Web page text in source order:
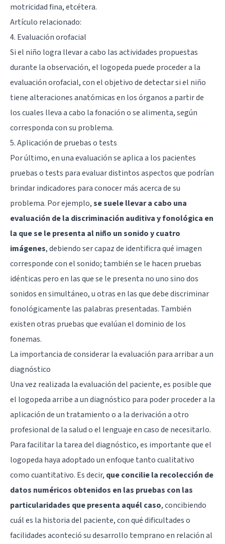
motricidad fina, etcétera.
Artículo relacionado:
4. Evaluación orofacial
Si el niño logra llevar a cabo las actividades propuestas
durante la observación, el logopeda puede proceder a la
evaluación orofacial, con el objetivo de detectar si el niño
tiene alteraciones anatómicas en los órganos a partir de
los cuales lleva a cabo la fonación o se alimenta, según
corresponda con su problema.
5. Aplicación de pruebas o tests
Por último, en una evaluación se aplica a los pacientes
pruebas o tests para evaluar distintos aspectos que podrían
brindar indicadores para conocer más acerca de su
problema. Por ejemplo,se suele llevar a cabo una
evaluación de la discriminación auditiva y fonológica en
la que se le presenta al niño un sonido y cuatro
imágenes, debiendo ser capaz de identificra qué imagen
corresponde con el sonido; también se le hacen pruebas
idénticas pero en las que se le presenta no uno sino dos
sonidos en simultáneo, u otras en las que debe discriminar
fonológicamente las palabras presentadas. También
existen otras pruebas que evalúan el dominio de los
fonemas.
La importancia de considerar la evaluación para arribar a un
diagnóstico
Una vez realizada la evaluación del paciente, es posible que
el logopeda arribe a un diagnóstico para poder proceder a la
aplicación de un tratamiento o a la derivación a otro
profesional de la salud o el lenguaje en caso de necesitarlo.
Para facilitar la tarea del diagnóstico, es importante que el
logopeda haya adoptado un enfoque tanto cualitativo
como cuantitativo. Es decir, que concilie la recolección de
datos numéricos obtenidos en las pruebas con las
particularidades que presenta aquél caso, concibiendo
cuál es la historia del paciente, con qué dificultades o
facilidades aconteció su desarrollo temprano en relación al